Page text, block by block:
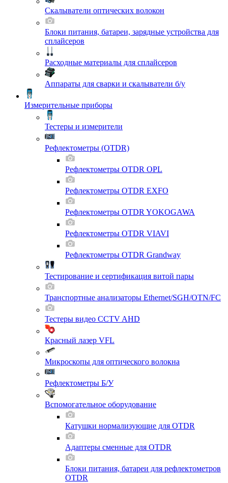
Скалыватели оптических волокон
Блоки питания, батареи, зарядные устройства для
сплайсеров
Расходные материалы для сплайсеров
Аппараты для сварки и скалыватели б/у
Измерительные приборы
Тестеры и измерители
Рефлектометры (OTDR)
Рефлектометры OTDR OPL
Рефлектометры OTDR EXFO
Рефлектометры OTDR YOKOGAWA
Рефлектометры OTDR VIAVI
Рефлектометры OTDR Grandway
Тестирование и сертификация витой пары
Транспортные анализаторы Ethernet/SGH/OTN/FC
Тестеры видео CCTV AHD
Красный лазер VFL
Микроскопы для оптического волокна
Рефлектометры Б/У
Вспомогательное оборудование
Катушки нормализующие для OTDR
Адаптеры сменные для OTDR
Блоки питания, батареи для рефлектометров
OTDR